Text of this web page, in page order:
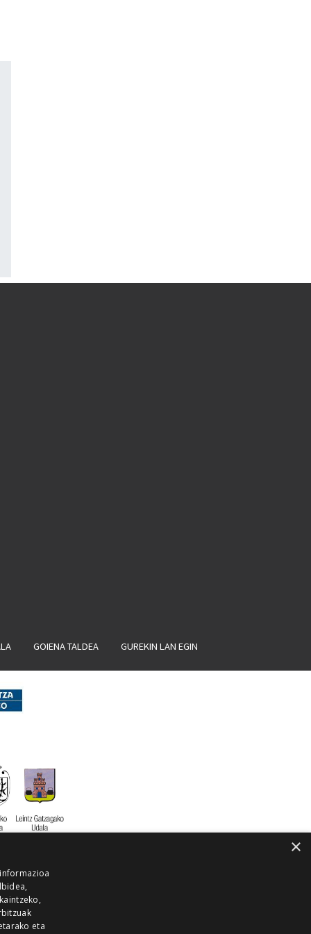
GOIENA TALDEA GUREKIN LAN EGIN
×
eta